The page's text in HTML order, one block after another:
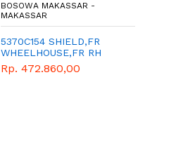
BOSOWA MAKASSAR -
MAKASSAR
5370C154 SHIELD,FR
WHEELHOUSE,FR RH
Rp. 472.860,00